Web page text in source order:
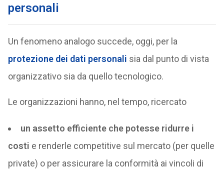
personali
Un fenomeno analogo succede, oggi, per la
protezione dei dati personali sia dal punto di vista
organizzativo sia da quello tecnologico.
Le organizzazioni hanno, nel tempo, ricercato
un assetto efficiente che potesse ridurre i
costi e renderle competitive sul mercato (per quelle
private) o per assicurare la conformità ai vincoli di